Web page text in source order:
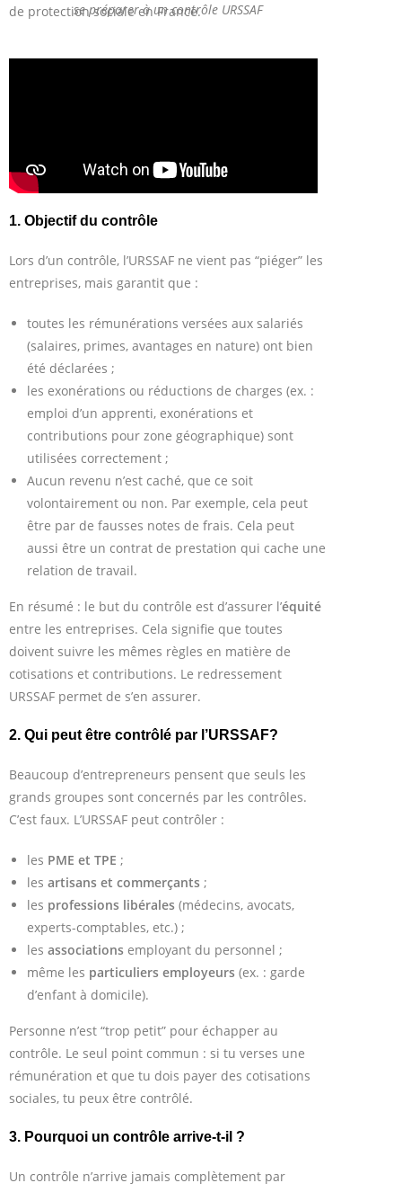
se préparer à un contrôle URSSAF
de protection sociale en France.
1. Objectif du contrôle
Lors d’un contrôle, l’URSSAF ne vient pas “piéger” les
entreprises, mais garantit que :
toutes les rémunérations versées aux salariés
(salaires, primes, avantages en nature) ont bien
été déclarées ;
les exonérations ou réductions de charges (ex. :
emploi d’un apprenti, exonérations et
contributions pour zone géographique) sont
utilisées correctement ;
Aucun revenu n’est caché, que ce soit
volontairement ou non. Par exemple, cela peut
être par de fausses notes de frais. Cela peut
aussi être un contrat de prestation qui cache une
relation de travail.
En résumé : le but du contrôle est d’assurer l’équité
entre les entreprises. Cela signifie que toutes
doivent suivre les mêmes règles en matière de
cotisations et contributions. Le redressement
URSSAF permet de s’en assurer.
2. Qui peut être contrôlé par l’URSSAF?
Beaucoup d’entrepreneurs pensent que seuls les
grands groupes sont concernés par les contrôles.
C’est faux. L’URSSAF peut contrôler :
les PME et TPE ;
les artisans et commerçants ;
les professions libérales (médecins, avocats,
experts-comptables, etc.) ;
les associations employant du personnel ;
même les particuliers employeurs (ex. : garde
d’enfant à domicile).
Personne n’est “trop petit” pour échapper au
contrôle. Le seul point commun : si tu verses une
rémunération et que tu dois payer des cotisations
sociales, tu peux être contrôlé.
3. Pourquoi un contrôle arrive-t-il ?
Un contrôle n’arrive jamais complètement par